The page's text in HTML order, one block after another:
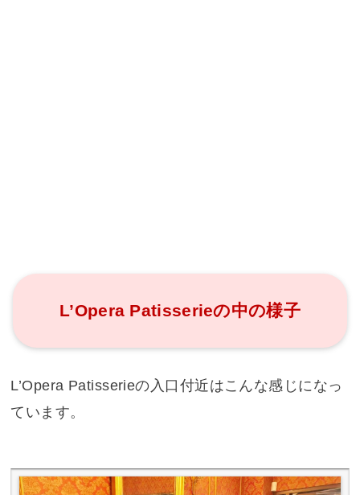
L’Opera Patisserieの中の様子
L’Opera Patisserieの入口付近はこんな感じになっ
ています。